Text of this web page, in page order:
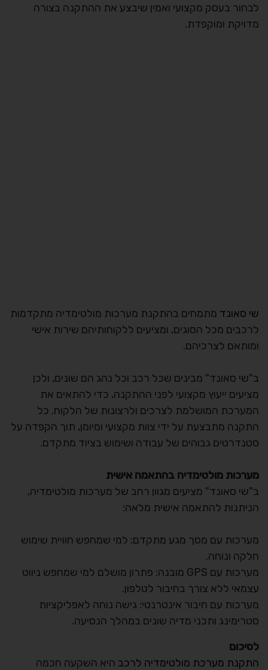
לבחור בעסק מקצועי ואמין שיבצע את ההתקנה בצורה
מדויקת ומוקפדת.
שי סאונד מתמחים בהתקנת מערכות מולטימדיה מתקדמות
לרכבים מכל הסוגים, ומציעים ללקוחותיהם שירות אישי
ומותאם לצרכיהם.
ב"שי סאונד" מבינים שכל רכב וכל נהג הם שונים, ולכן
מציעים ייעוץ מקצועי לפני ההתקנה, כדי להתאים את
המערכת המושלמת לצרכים ולרצונות של הלקוח. כל
התקנה מתבצעת על ידי צוות מקצועי ומיומן, תוך הקפדה על
סטנדרטים גבוהים של עבודה ושימוש בציוד מתקדם.
מערכות מולטימדיה בהתאמה אישית
ב"שי סאונד" מציעים מגוון רחב של מערכות מולטימדיה,
הניתנות להתאמה אישית מלאה:
מערכות עם מסך מגע מתקדם: למי שמחפש חוויית שימוש
חלקה ונוחה.
מערכות עם GPS מובנה: פתרון מושלם למי שמחפש ניווט
עצמאי ללא צורך בחיבור לטלפון.
מערכות עם חיבור אינטרנטי: גישה נוחה לאפליקציות
סטרימינג ותכני מדיה שונים במהלך הנסיעה.
לסיכום
התקנת מערכת מולטימדיה לרכב היא השקעה חכמה